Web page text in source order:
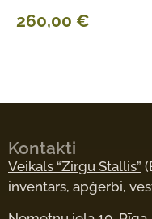
260,00 €
Kontakti
Veikals “Zirgu Stallis”
inventārs, apģērbi,